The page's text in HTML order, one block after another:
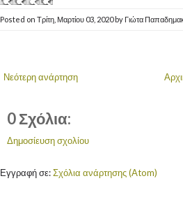
Posted on Τρίτη, Μαρτίου 03, 2020by Γιώτα
Νεότερη ανάρτηση
0 Σχόλια:
Δημοσίευση σχολίου
Εγγραφή σε:Σχόλια ανάρτησης (Atom)